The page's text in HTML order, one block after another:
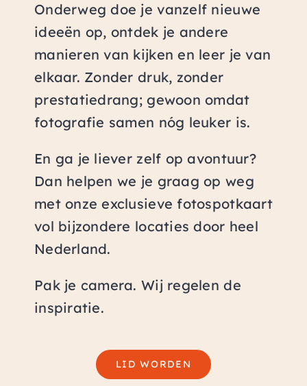
Onderweg doe je vanzelf nieuwe
ideeën op, ontdek je andere
manieren van kijken en leer je van
elkaar. Zonder druk, zonder
prestatiedrang; gewoon omdat
fotografie samen nóg leuker is.
En ga je liever zelf op avontuur?
Dan helpen we je graag op weg
met onze exclusieve fotospotkaart
vol bijzondere locaties door heel
Nederland.
Pak je camera. Wij regelen de
inspiratie.
LID WORDEN